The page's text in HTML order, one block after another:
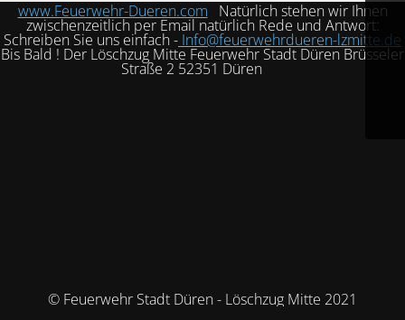
www.Feuerwehr-Dueren.com Natürlich stehen wir Ihnen
zwischenzeitlich per Email natürlich Rede und Antwort:
Schreiben Sie uns einfach - Info@feuerwehrdueren-lzmitte.de
Bis Bald ! Der Löschzug Mitte Feuerwehr Stadt Düren Brüsseler
Straße 2 52351 Düren
© Feuerwehr Stadt Düren - Löschzug Mitte 2021